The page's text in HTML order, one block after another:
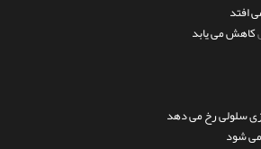
افتد
کاهش می یابد
سلولی رخ می دهد
شود